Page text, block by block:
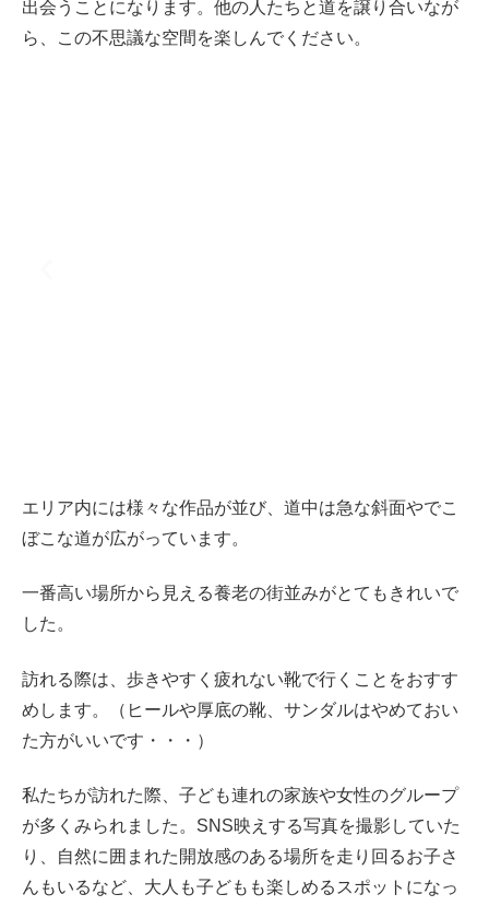
出会うことになります。他の人たちと道を譲り合いなが
ら、この不思議な空間を楽しんでください。
エリア内には様々な作品が並び、道中は急な斜面やでこ
ぼこな道が広がっています。
一番高い場所から見える養老の街並みがとてもきれいで
した。
訪れる際は、歩きやすく疲れない靴で行くことをおすす
めします。（ヒールや厚底の靴、サンダルはやめておい
た方がいいです・・・）
私たちが訪れた際、子ども連れの家族や女性のグループ
が多くみられました。SNS映えする写真を撮影していた
り、自然に囲まれた開放感のある場所を走り回るお子さ
んもいるなど、大人も子どもも楽しめるスポットになっ